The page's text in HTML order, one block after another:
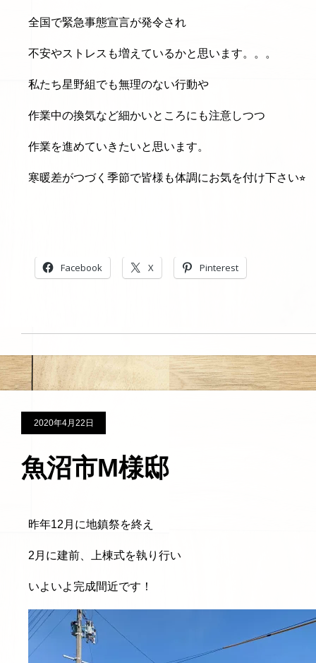
全国で緊急事態宣言が発令され
不安やストレスも増えているかと思います。。。
私たち星野組でも無理のない行動や
作業中の換気など細かいところにも注意しつつ
作業を進めていきたいと思います。
寒暖差がつづく季節で皆様も体調にお気を付け下さい⭐︎
Facebook X Pinterest
2020年4月22日
魚沼市M様邸
昨年12月に地鎮祭を終え
2月に建前、上棟式を執り行い
いよいよ完成間近です！